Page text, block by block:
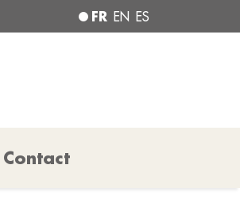
FR EN ES
Contact